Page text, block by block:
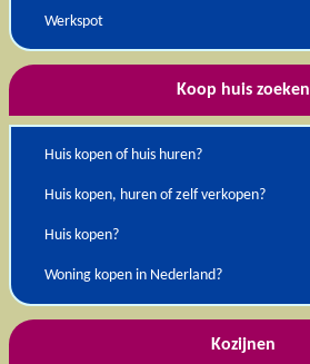
Werkspot
Koop huis zoeken
Huis kopen of huis huren?
Huis kopen, huren of zelf verkopen?
Huis kopen?
Woning kopen in Nederland?
Kozijnen